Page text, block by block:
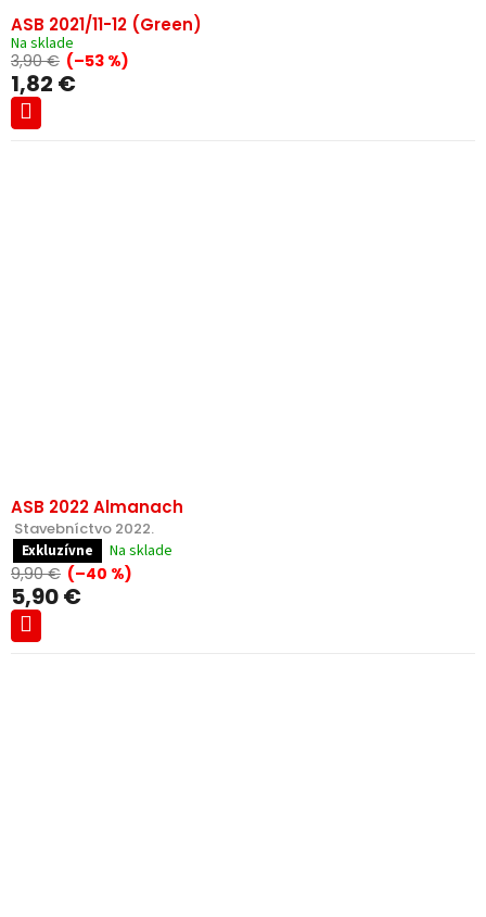
ASB 2021/11-12 (Green)
Na sklade
3,90 € (–53 %)
1,82 €
ASB 2022 Almanach
Stavebníctvo 2022.
Exkluzívne
Na sklade
9,90 € (–40 %)
5,90 €